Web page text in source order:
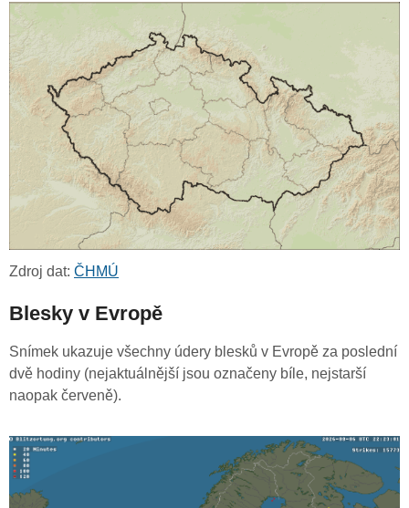
Zdroj dat: ČHMÚ
Blesky v Evropě
Snímek ukazuje všechny údery blesků v Evropě za poslední
dvě hodiny (nejaktuálnější jsou označeny bíle, nejstarší
naopak červeně).